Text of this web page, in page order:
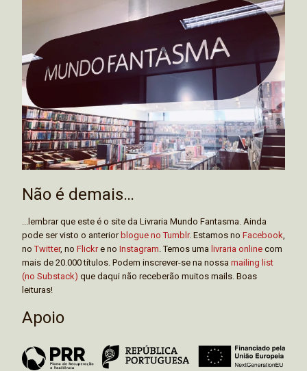
Não é demais…
...lembrar que este é o site da Livraria Mundo Fantasma. Ainda
pode ser visto o anteriorblogue no Tumblr. Estamos no Facebook
noTwitter, no Flickre no Instagram . Temos uma livraria online com
mais de 20.000 títulos. Podem inscrever-se na nossa mailing list
(no Substack) que daqui não receberão muitos mails. Boas
leituras!
Apoio